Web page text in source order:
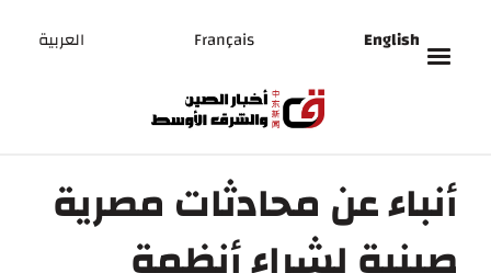
English
Français العربية
أنباء عن محادثات مصرية